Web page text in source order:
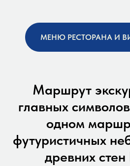
МЕНЮ РЕСТОРАНА И
Маршрут
главных
одном
футуристичных
древних